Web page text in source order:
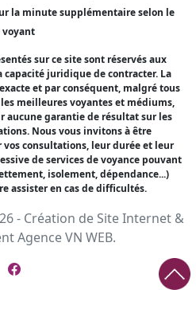
la minute supplémentaire selon le
voyant
sur ce site sont réservés aux
capacité juridique de contracter. La
et par conséquent, malgré tous
meilleures voyantes et médiums,
aucune garantie de résultat sur les
Nous vous invitons à être
consultations, leur durée et leur
de services de voyance pouvant
isolement, dépendance...)
assister en cas de difficultés.
- Création de Site Internet &
Agence VN WEB.